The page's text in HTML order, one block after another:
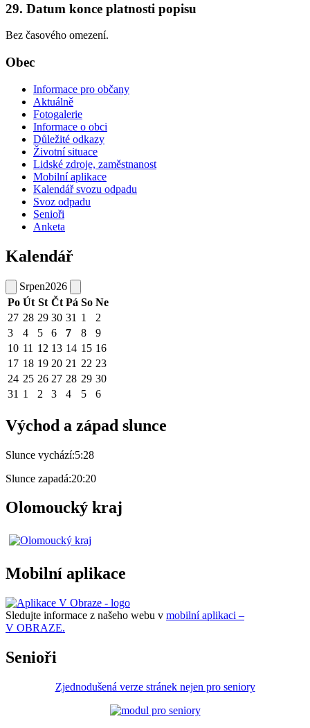
29. Datum konce platnosti popisu
Bez časového omezení.
Obec
Informace pro občany
Aktuálně
Fotogalerie
Informace o obci
Důležité odkazy
Životní situace
Lidské zdroje, zaměstnanost
Mobilní aplikace
Kalendář svozu odpadu
Svoz odpadu
Senioři
Anketa
Kalendář
Srpen2026
Po Út St Čt Pá So Ne
27 28 29 30 31 1
2
3
4 5 6 7 8
9
10 11 12 13 14 15 16
17 18 19 20 21 22 23
24 25 26 27 28 29 30
31 1 2 3 4 5 6
Východ a západ slunce
Slunce vychází:5:28
Slunce zapadá:20:20
Olomoucký kraj
Mobilní aplikace
Sledujte informace z našeho webu v mobilní aplikaci –
V OBRAZE.
Senioři
Zjednodušená verze stránek nejen pro seniory